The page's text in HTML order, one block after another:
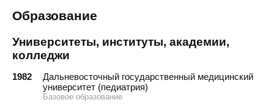
Образование
Университеты, институты, академии,
колледжи
1982
Дальневосточный государственный медицинский
университет (педиатрия)
Базовое образование